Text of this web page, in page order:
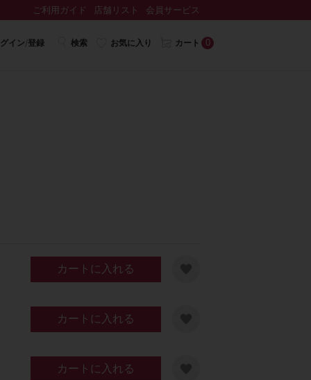
ご利用ガイド 店舗リスト 会員サービス
イン/登録 検索 お気に入り カート 0
カートに入れる
カートに入れる
カートに入れる